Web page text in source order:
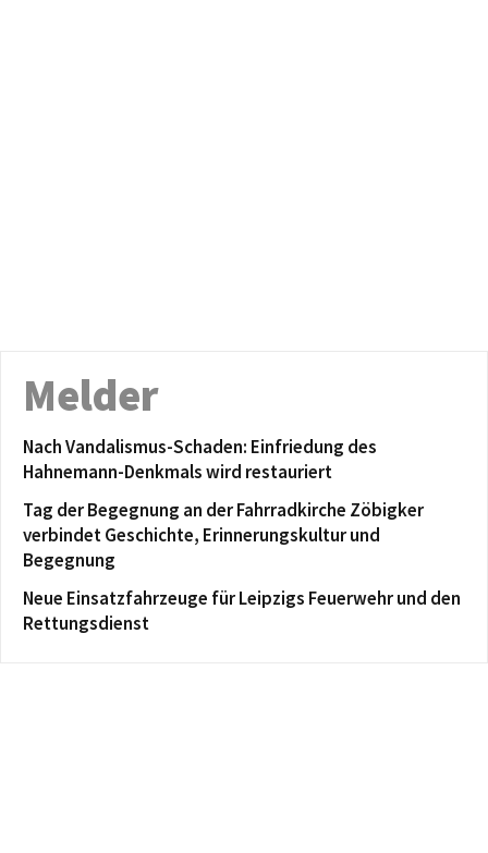
Melder
Nach Vandalismus-Schaden: Einfriedung des
Hahnemann-Denkmals wird restauriert
Tag der Begegnung an der Fahrradkirche Zöbigker
verbindet Geschichte, Erinnerungskultur und
Begegnung
Neue Einsatzfahrzeuge für Leipzigs Feuerwehr und den
Rettungsdienst